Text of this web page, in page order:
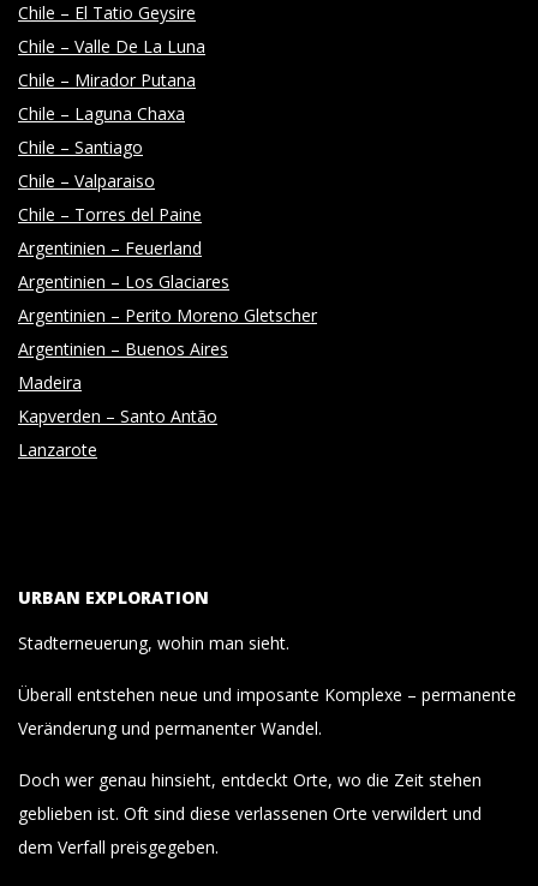
Chile – El Tatio Geysire
Chile – Valle De La Luna
Chile – Mirador Putana
Chile – Laguna Chaxa
Chile – Santiago
Chile – Valparaiso
Chile – Torres del Paine
Argentinien – Feuerland
Argentinien – Los Glaciares
Argentinien – Perito Moreno Gletscher
Argentinien – Buenos Aires
Madeira
Kapverden – Santo Antão
Lanzarote
URBAN EXPLORATION
Stadterneuerung, wohin man sieht.
Überall entstehen neue und imposante Komplexe – permanente
Veränderung und permanenter Wandel.
Doch wer genau hinsieht, entdeckt Orte, wo die Zeit stehen
geblieben ist. Oft sind diese verlassenen Orte verwildert und
dem Verfall preisgegeben.